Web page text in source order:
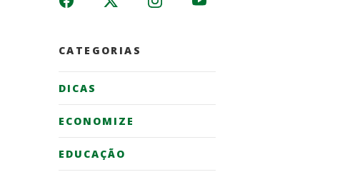
CATEGORIAS
DICAS
ECONOMIZE
EDUCAÇÃO